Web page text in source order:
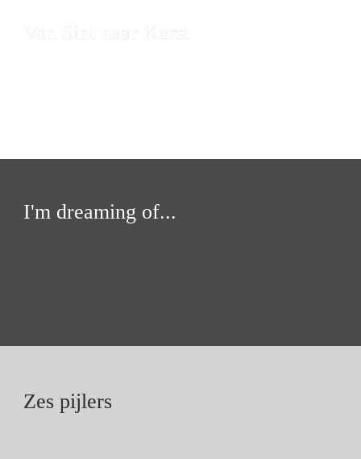
I'm dreaming of...
Zes pijlers